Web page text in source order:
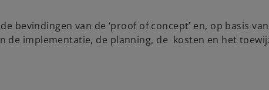
bevindingen van de ‘proof of concept’ en, op basis
de implementatie, de planning, de kosten en het